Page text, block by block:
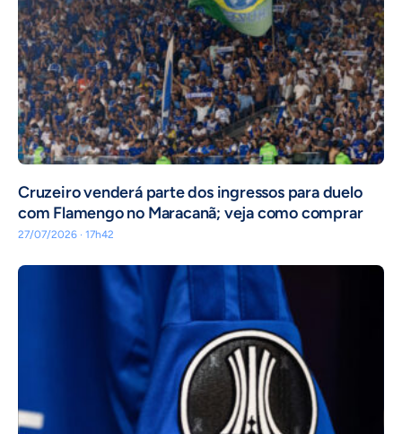
Cruzeiro venderá parte dos ingressos para duelo
com Flamengo no Maracanã; veja como comprar
27/07/2026 · 17h42